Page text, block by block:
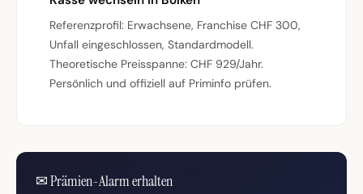
Referenzprofil: Erwachsene, Franchise CHF 300,
Unfall eingeschlossen, Standardmodell.
Theoretische Preisspanne: CHF 929/Jahr.
Persönlich und offiziell auf Priminfo prüfen.
✉Prämien-Alarm erhalten